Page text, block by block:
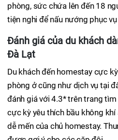
phòng, sức chứa lên đến 18
tiện nghi để nấu nướng phục
Đánh giá của du khách
Đà Lạt
Du khách đến homestay cực
phòng ở cũng như dịch vụ tại
đánh giá với 4.3* trên trang
cực kỳ yêu thích bầu không khí
dễ mến của chủ homestay.